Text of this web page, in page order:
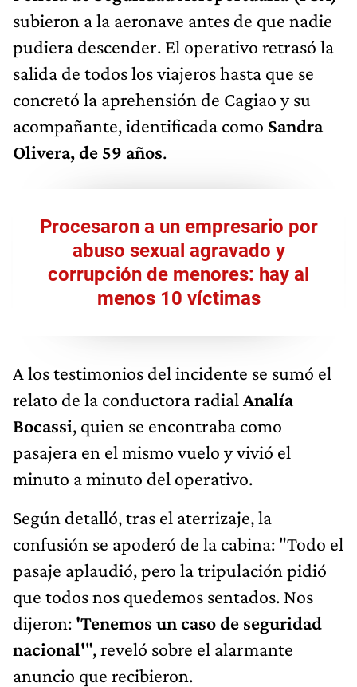
subieron a la aeronave antes de que nadie
pudiera descender. El operativo retrasó la
salida de todos los viajeros hasta que se
concretó la aprehensión de Cagiao y su
acompañante, identificada como Sandra
Olivera, de 59 años.
Procesaron a un empresario por
abuso sexual agravado y
corrupción de menores: hay al
menos 10 víctimas
A los testimonios del incidente se sumó el
relato de la conductora radial Analía
Bocassi, quien se encontraba como
pasajera en el mismo vuelo y vivió el
minuto a minuto del operativo.
Según detalló, tras el aterrizaje, la
confusión se apoderó de la cabina: "Todo el
pasaje aplaudió, pero la tripulación pidió
que todos nos quedemos sentados. Nos
dijeron: 'Tenemos un caso de seguridad
nacional'", reveló sobre el alarmante
anuncio que recibieron.